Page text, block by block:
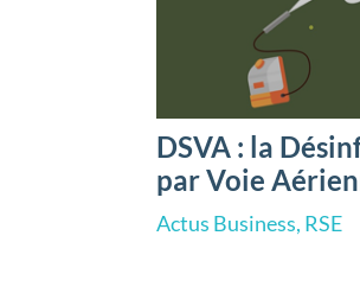
DSVA : la
par Voie
Actus Business, RSE